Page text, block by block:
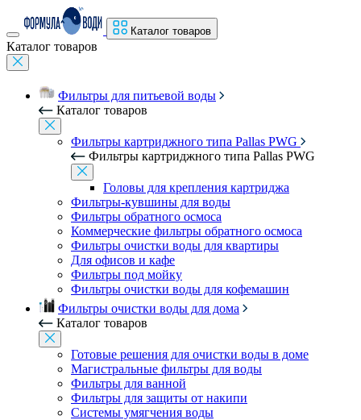
Каталог товаров
Каталог товаров
Фильтры для питьевой воды
Каталог товаров
Фильтры картриджного типа Pallas PWG
Фильтры картриджного типа Pallas PWG
Головы для крепления картриджа
Фильтры-кувшины для воды
Фильтры обратного осмоса
Коммерческие фильтры обратного осмоса
Фильтры очистки воды для квартиры
Для офисов и кафе
Фильтры под мойку
Фильтры очистки воды для кофемашин
Фильтры очистки воды для дома
Каталог товаров
Готовые решения для очистки воды в доме
Магистральные фильтры для воды
Фильтры для ванной
Фильтры для защиты от накипи
Системы умягчения воды